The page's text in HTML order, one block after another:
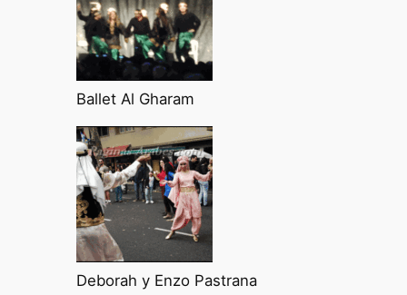
Ballet Al Gharam
Deborah y Enzo Pastrana